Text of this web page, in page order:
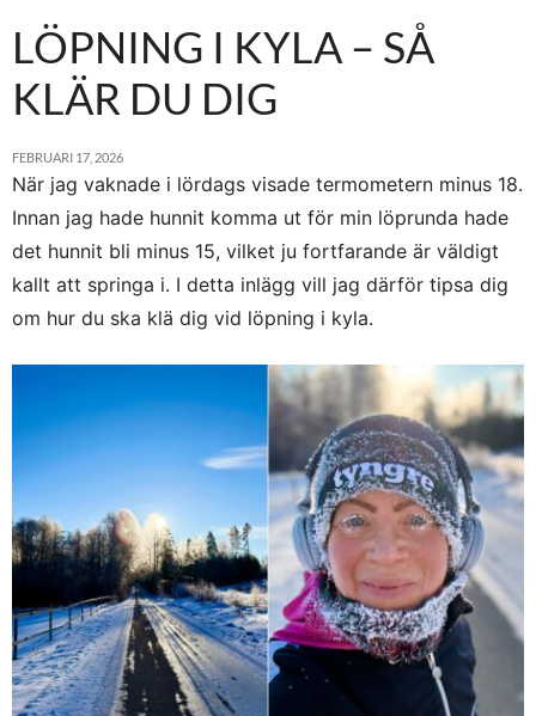
LÖPNING I KYLA – SÅ
KLÄR DU DIG
FEBRUARI 17, 2026
När jag vaknade i lördags visade termometern minus 18.
Innan jag hade hunnit komma ut för min löprunda hade
det hunnit bli minus 15, vilket ju fortfarande är väldigt
kallt att springa i. I detta inlägg vill jag därför tipsa dig
om hur du ska klä dig vid löpning i kyla.